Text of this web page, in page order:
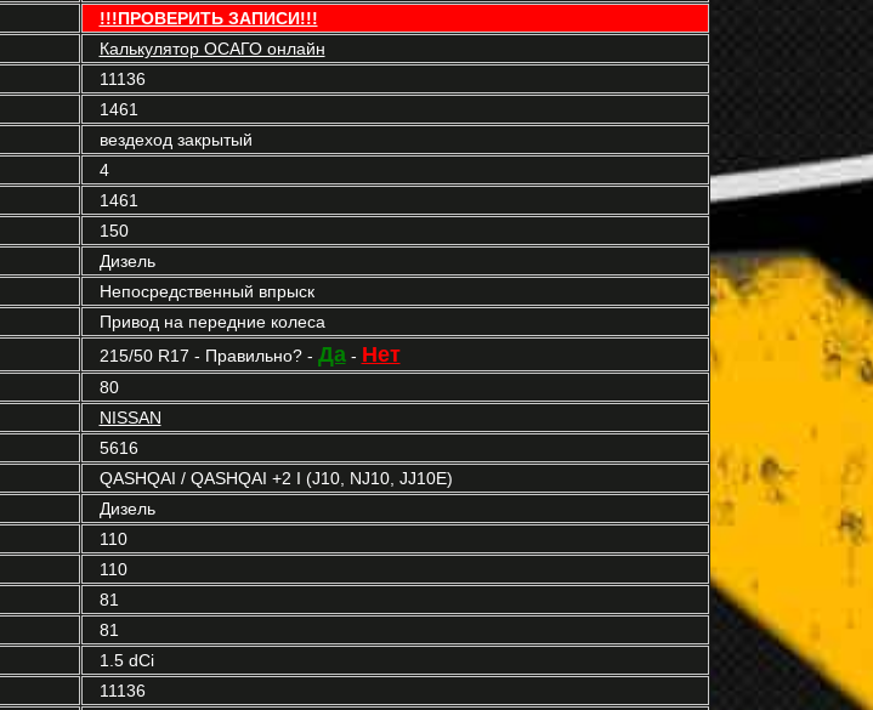
!!!ПРОВЕРИТЬ ЗАПИСИ!!!
Калькулятор ОСАГО онлайн
11136
1461
вездеход закрытый
4
1461
150
Дизель
Непосредственный впрыск
Привод на передние колеса
215/50 R17 - Правильно? - Да- Нет
80
NISSAN
5616
QASHQAI / QASHQAI +2 I (J10, NJ10, JJ10E)
Дизель
110
110
81
81
1.5 dCi
11136